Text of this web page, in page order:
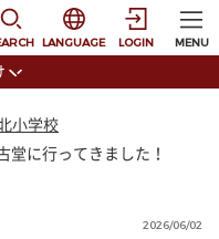
選択すると言語の切
LANGUAGE LOGIN MENU
小学校
に行ってきました！
2026/06/02